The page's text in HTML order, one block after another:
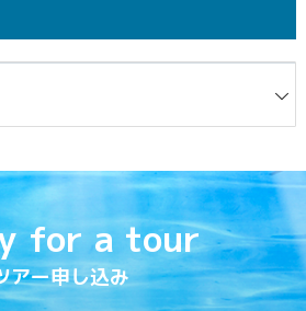
for a tour
アー申し込み